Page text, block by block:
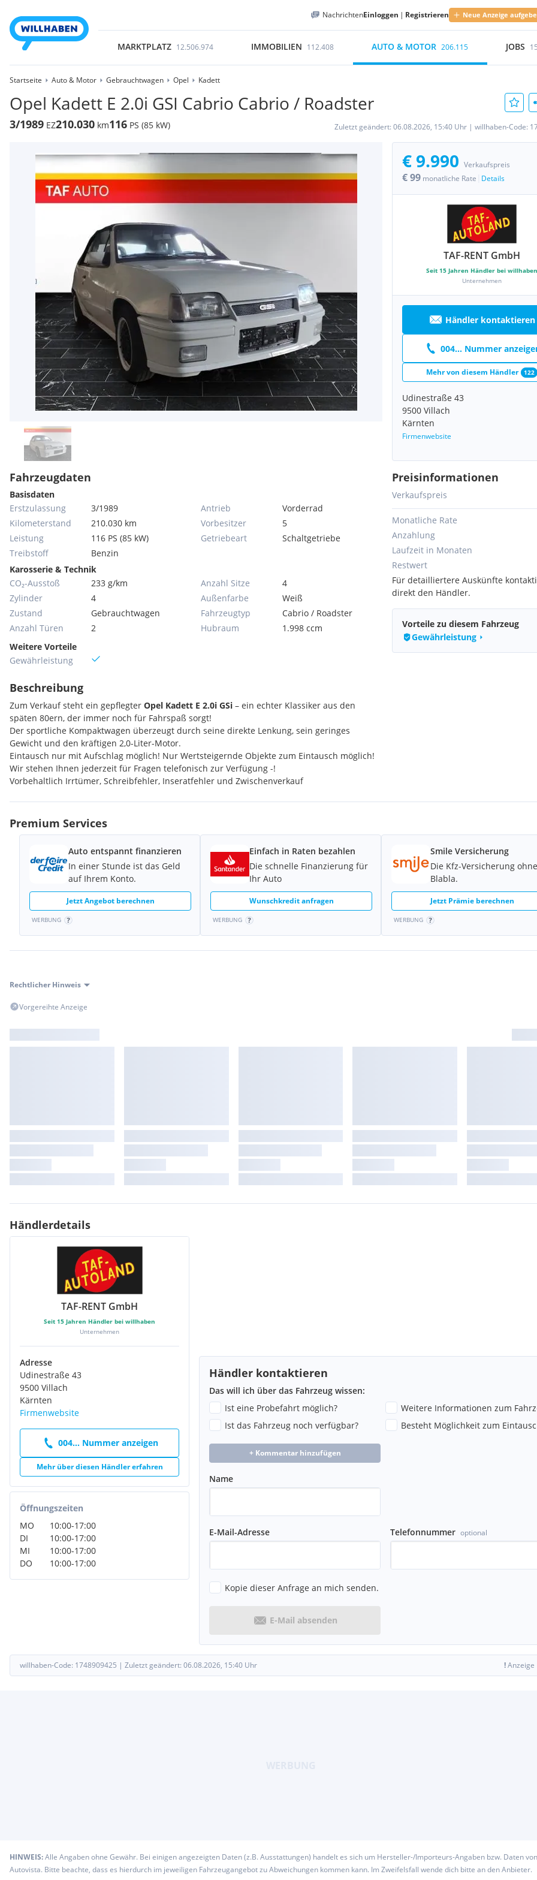
NachrichtenEinloggen | Registrieren Neue Anzeige
MARKTPLATZ 12.506.974 IMMOBILIEN 112.408 AUTO & MOTOR 206.115 JOBS
Startseite Auto & Motor Gebrauchtwagen Opel Kadett
Opel Kadett E 2.0i GSI Cabrio Cabrio / Roadster
3/1989 EZ210.030 km116 PS (85 kW) Zuletzt geändert: 06.08.2026, 15:40 Uhr | willhaben-Code:
€ 9.990 Verkaufspreis
€ 99 monatliche Rate Details
TAF-RENT GmbH
Seit 15 Jahren Händler bei willhaben
Unternehmen
Händler kontaktieren
004... Nummer
Mehr von diesem Händler 122
Udinestraße 43
9500 Villach
Kärnten
Firmenwebsite
Fahrzeugdaten
Basisdaten
Erstzulassung
3/1989
Kilometerstand
210.030 km
Leistung
116 PS (85 kW)
Treibstoff
Benzin
Antrieb
Vorderrad
Vorbesitzer
5
Getriebeart
Schaltgetriebe
Karosserie & Technik
CO₂-Ausstoß
233 g/km
Zylinder
4
Zustand
Gebrauchtwagen
Anzahl Türen
2
Anzahl Sitze
4
Außenfarbe
Weiß
Fahrzeugtyp
Cabrio / Roadster
Hubraum
1.998 ccm
Weitere Vorteile
Gewährleistung
Beschreibung
Zum Verkauf steht ein gepflegter Opel Kadett E 2.0i GSi – ein echter Klassiker aus den
späten 80ern, der immer noch für Fahrspaß sorgt!
Der sportliche Kompaktwagen überzeugt durch seine direkte Lenkung, sein geringes
Gewicht und den kräftigen 2,0-Liter-Motor.
Eintausch nur mit Aufschlag möglich! Nur Wertsteigernde Objekte zum Eintausch möglich!
Wir stehen Ihnen jederzeit für Fragen telefonisch zur Verfügung -!
Vorbehaltlich Irrtümer, Schreibfehler, Inseratfehler und Zwischenverkauf
Preisinformationen
Verkaufspreis
Monatliche Rate
Anzahlung
Laufzeit in Monaten
Restwert
Für detailliertere Auskünfte
direkt den Händler.
Vorteile zu diesem Fahrzeug
Gewährleistung
Premium Services
Auto entspannt finanzieren
In einer Stunde ist das Geld
auf Ihrem Konto.
Jetzt Angebot berechnen
WERBUNG
Einfach in Raten bezahlen
Die schnelle Finanzierung für
Ihr Auto
Wunschkredit anfragen
WERBUNG
Smile Versicherung
Die Kfz-Versicherung ohne
Blabla.
Jetzt Prämie berechnen
WERBUNG
Rechtlicher Hinweis
Vorgereihte Anzeige
Händlerdetails
TAF-RENT GmbH
Seit 15 Jahren Händler bei willhaben
Unternehmen
Adresse
Udinestraße 43
9500 Villach
Kärnten
Firmenwebsite
004... Nummer anzeigen
Mehr über diesen Händler erfahren
Öffnungszeiten
MO
10:00-17:00
DI
10:00-17:00
MI
10:00-17:00
DO
10:00-17:00
Händler kontaktieren
Das will ich über das Fahrzeug wissen:
Ist eine Probefahrt möglich?
Weitere Informationen zum
Ist das Fahrzeug noch verfügbar?
Besteht Möglichkeit zum
+ Kommentar hinzufügen
Name
E-Mail-Adresse Telefonnummer optional
Kopie dieser Anfrage an mich senden.
E-Mail absenden
willhaben-Code: 1748909425 | Zuletzt geändert: 06.08.2026, 15:40 Uhr !Anzeige
HINWEIS:Alle Angaben ohne Gewähr. Bei einigen angezeigten Daten (z.B. Ausstattungen) handelt es sich um Hersteller-/Importeurs-Angaben bzw. Daten von
Autovista. Bitte beachte, dass es hierdurch im jeweiligen Fahrzeugangebot zu Abweichungen kommen kann. Im Zweifelsfall wende dich bitte an den Anbieter.